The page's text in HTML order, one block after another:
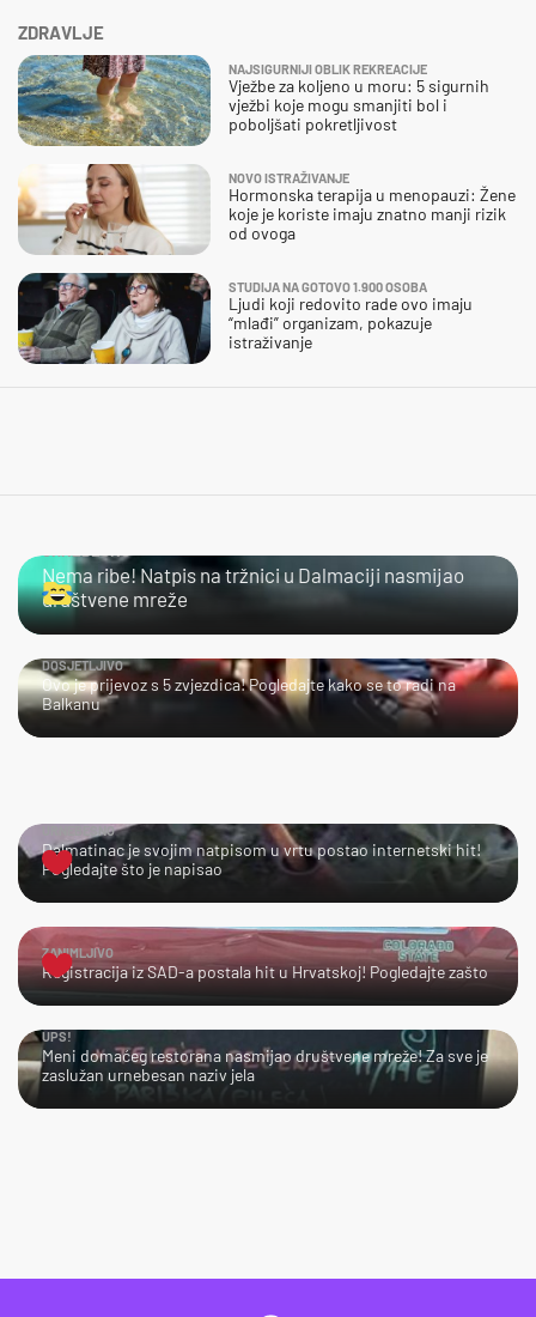
ZDRAVLJE
NAJSIGURNIJI OBLIK REKREACIJE
Vježbe za koljeno u moru: 5 sigurnih
vježbi koje mogu smanjiti bol i
poboljšati pokretljivost
NOVO ISTRAŽIVANJE
Hormonska terapija u menopauzi: Žene
koje je koriste imaju znatno manji rizik
od ovoga
STUDIJA NA GOTOVO 1.900 OSOBA
Ljudi koji redovito rade ovo imaju
“mlađi” organizam, pokazuje
istraživanje
URNEBESNO
Nema ribe! Natpis na tržnici u Dalmaciji nasmijao
društvene mreže
DOSJETLJIVO
Ovo je prijevoz s 5 zvjezdica! Pogledajte kako se to radi na
Balkanu
URNEBESNO
Dalmatinac je svojim natpisom u vrtu postao internetski hit!
Pogledajte što je napisao
ZANIMLJIVO
Registracija iz SAD-a postala hit u Hrvatskoj! Pogledajte zašto
UPS!
Meni domaćeg restorana nasmijao društvene mreže! Za sve je
zaslužan urnebesan naziv jela